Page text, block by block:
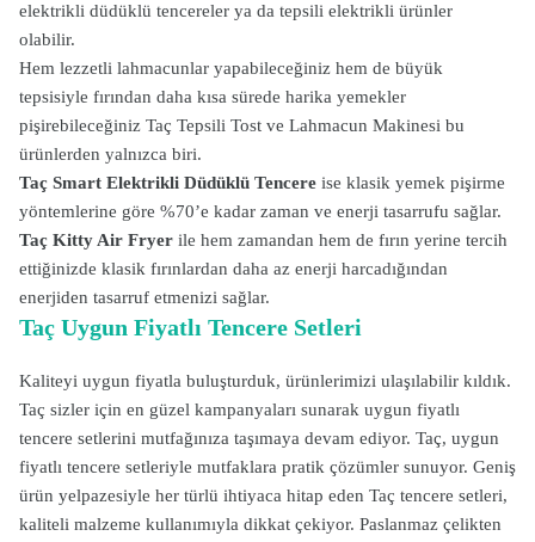
elektrikli düdüklü tencereler ya da tepsili elektrikli ürünler
olabilir.
Hem lezzetli lahmacunlar yapabileceğiniz hem de büyük
tepsisiyle fırından daha kısa sürede harika yemekler
pişirebileceğiniz Taç Tepsili Tost ve Lahmacun Makinesi bu
ürünlerden yalnızca biri.
Taç Smart Elektrikli Düdüklü Tencere ise klasik yemek pişirme
yöntemlerine göre %70’e kadar zaman ve enerji tasarrufu sağlar.
Taç Kitty Air Fryer ile hem zamandan hem de fırın yerine tercih
ettiğinizde klasik fırınlardan daha az enerji harcadığından
enerjiden tasarruf etmenizi sağlar.
Taç Uygun Fiyatlı Tencere Setleri
Kaliteyi uygun fiyatla buluşturduk, ürünlerimizi ulaşılabilir kıldık.
Taç sizler için en güzel kampanyaları sunarak uygun fiyatlı
tencere setlerini mutfağınıza taşımaya devam ediyor. Taç, uygun
fiyatlı tencere setleriyle mutfaklara pratik çözümler sunuyor. Geniş
ürün yelpazesiyle her türlü ihtiyaca hitap eden Taç tencere setleri,
kaliteli malzeme kullanımıyla dikkat çekiyor. Paslanmaz çelikten